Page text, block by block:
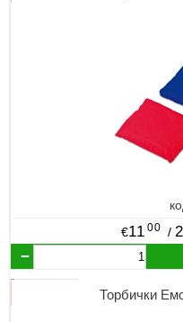
€11 00 /
Торбички